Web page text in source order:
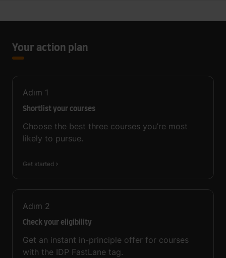
Your action plan
Adım 1
Shortlist your courses
Choose the best three courses you’re most
likely to pursue.
Get started
Adım 2
Check your eligibility
Get an instant in-principle offer for courses
with the IDP FastLane tag.